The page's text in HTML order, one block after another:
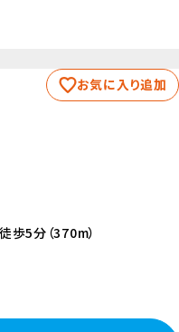
お気に入り追加
歩5分（370m）